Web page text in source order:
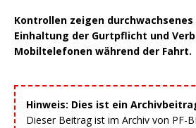
Kontrollen zeigen durchwachsenes
Einhaltung der Gurtpflicht und
Mobiltelefonen während der Fahrt.
Hinweis: Dies ist ein
Dieser Beitrag ist im Archiv von PF-